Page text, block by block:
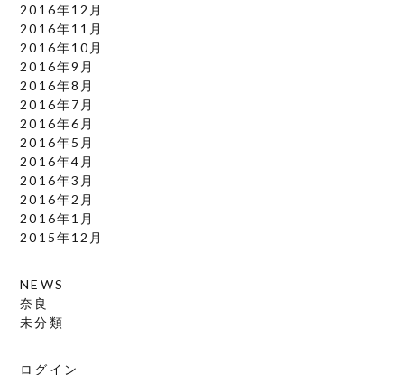
2016年12月
2016年11月
2016年10月
2016年9月
2016年8月
2016年7月
2016年6月
2016年5月
2016年4月
2016年3月
2016年2月
2016年1月
2015年12月
NEWS
奈良
未分類
ログイン